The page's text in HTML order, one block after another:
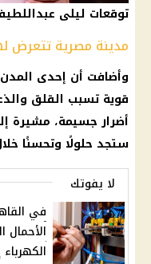
توقعات ليلى
مدينة مصرية تتعرض
وأضافت أن إحدى
قوية تسبب القلق
أضرار جسيمة، مشيرة
ستجد حلولًا وتحسنًا
لا يفوتك
في